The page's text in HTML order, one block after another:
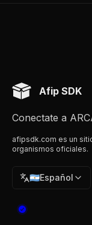
Afip SDK
Conectate a
afipsdk.com es un
organismos oficiales.
🇦🇷Español